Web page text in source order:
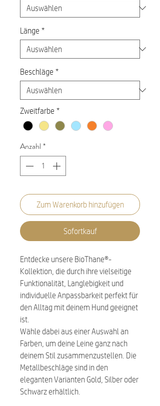
Länge *
Beschläge *
Zweitfarbe *
Anzahl *
Zum Warenkorb hinzufügen
Sofortkauf
Entdecke unsere BioThane®-
Kollektion, die durch ihre vielseitige
Funktionalität, Langlebigkeit und
individuelle Anpassbarkeit perfekt für
den Alltag mit deinem Hund geeignet
ist.
Wähle dabei aus einer Auswahl an
Farben, um deine Leine ganz nach
deinem Stil zusammenzustellen. Die
Metallbeschläge sind in den
eleganten Varianten Gold, Silber oder
Schwarz erhältlich.